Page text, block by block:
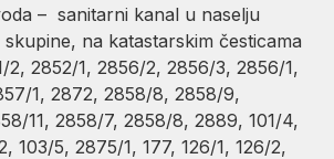
– sanitarni kanal u naselju
na katastarskim česticama
2, 2852/1, 2856/2, 2856/3, 2856/1,
1, 2872, 2858/8, 2858/9,
11, 2858/7, 2858/8, 2889, 101/4,
103/5, 2875/1, 177, 126/1, 126/2,